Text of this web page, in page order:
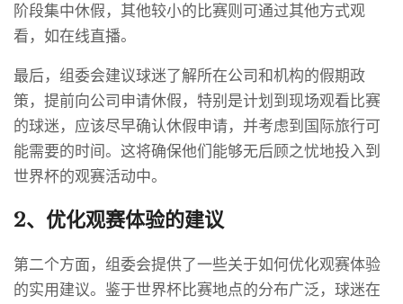
阶段集中休假，其他较小的比赛则可通过其他方式观
看，如在线直播。
最后，组委会建议球迷了解所在公司和机构的假期政
策，提前向公司申请休假，特别是计划到现场观看比赛
的球迷，应该尽早确认休假申请，并考虑到国际旅行可
能需要的时间。这将确保他们能够无后顾之忧地投入到
世界杯的观赛活动中。
2、优化观赛体验的建议
第二个方面，组委会提供了一些关于如何优化观赛体验
的实用建议。鉴于世界杯比赛地点的分布广泛，球迷在